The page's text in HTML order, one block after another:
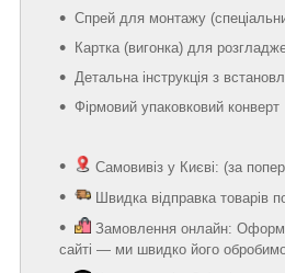
Спрей для монтажу
Картка (вигонка) для
Детальна інструкція з
Фірмовий упаковковий конверт
Самовивіз у Києві: (за
Швидка відправка товарів
Замовлення онлайн:
сайті — ми швидко його